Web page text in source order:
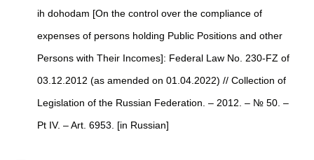
ih dohodam [On the control over the compliance of
expenses of persons holding Public Positions and other
Persons with Their Incomes]: Federal Law No. 230-FZ of
03.12.2012 (as amended on 01.04.2022) // Collection of
Legislation of the Russian Federation. – 2012. – № 50. –
Pt IV. – Art. 6953. [in Russian]